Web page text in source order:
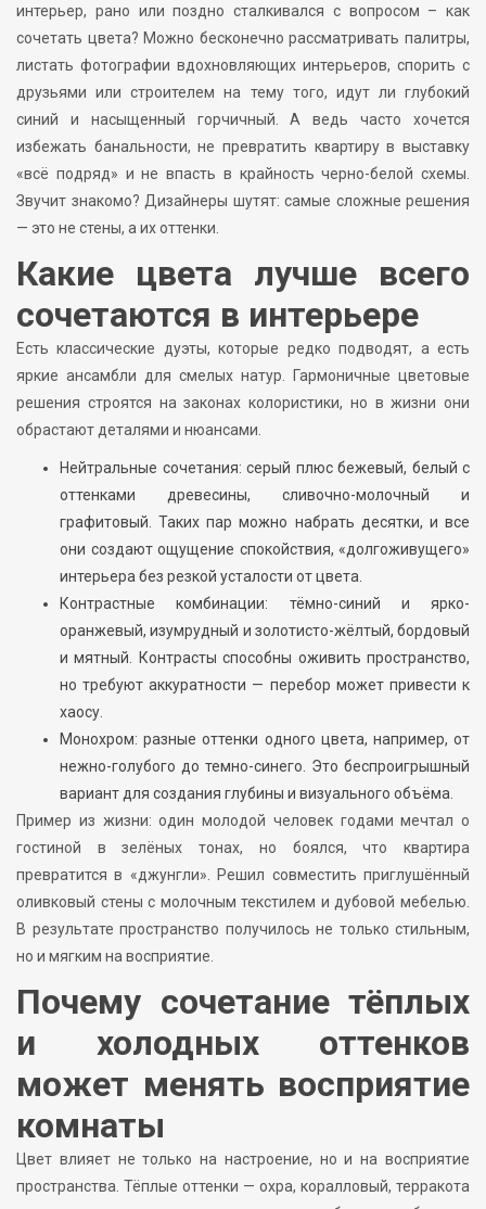
интерьер, рано или поздно сталкивался с вопросом – как
сочетать цвета? Можно бесконечно рассматривать палитры,
листать фотографии вдохновляющих интерьеров, спорить с
друзьями или строителем на тему того, идут ли глубокий
синий и насыщенный горчичный. А ведь часто хочется
избежать банальности, не превратить квартиру в выставку
«всё подряд» и не впасть в крайность черно-белой схемы.
Звучит знакомо? Дизайнеры шутят: самые сложные решения
— это не стены, а их оттенки.
Какие цвета лучше всего
сочетаются в интерьере
Есть классические дуэты, которые редко подводят, а есть
яркие ансамбли для смелых натур. Гармоничные цветовые
решения строятся на законах колористики, но в жизни они
обрастают деталями и нюансами.
Нейтральные сочетания: серый плюс бежевый, белый с
оттенками древесины, сливочно-молочный и
графитовый. Таких пар можно набрать десятки, и все
они создают ощущение спокойствия, «долгоживущего»
интерьера без резкой усталости от цвета.
Контрастные комбинации: тёмно-синий и ярко-
оранжевый, изумрудный и золотисто-жёлтый, бордовый
и мятный. Контрасты способны оживить пространство,
но требуют аккуратности — перебор может привести к
хаосу.
Монохром: разные оттенки одного цвета, например, от
нежно-голубого до темно-синего. Это беспроигрышный
вариант для создания глубины и визуального объёма.
Пример из жизни: один молодой человек годами мечтал о
гостиной в зелёных тонах, но боялся, что квартира
превратится в «джунгли». Решил совместить приглушённый
оливковый стены с молочным текстилем и дубовой мебелью.
В результате пространство получилось не только стильным,
но и мягким на восприятие.
Почему сочетание тёплых
и холодных оттенков
может менять восприятие
комнаты
Цвет влияет не только на настроение, но и на восприятие
пространства. Тёплые оттенки — охра, коралловый, терракота